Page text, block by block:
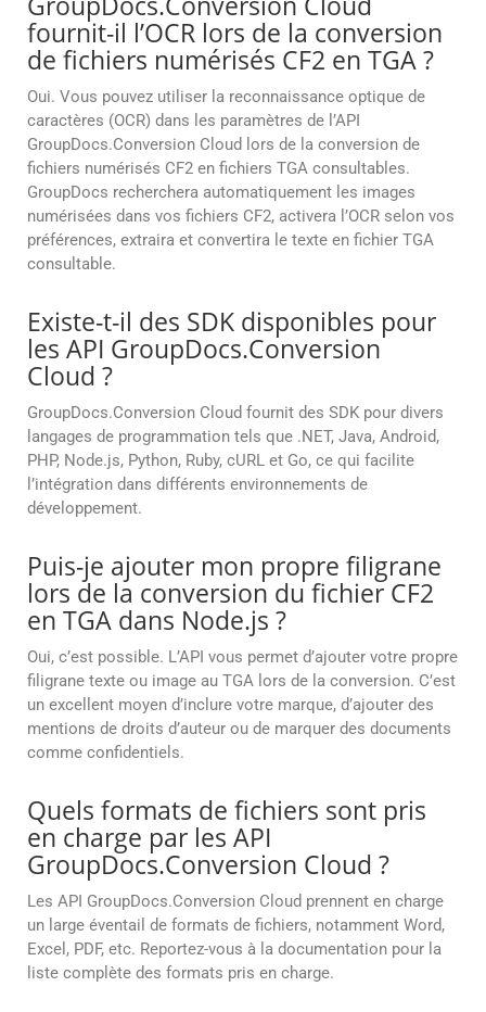
fournit-il l’OCR lors de la conversion
de fichiers numérisés CF2 en TGA ?
Oui. Vous pouvez utiliser la reconnaissance optique de
caractères (OCR) dans les paramètres de l’API
GroupDocs.Conversion Cloud lors de la conversion de
fichiers numérisés CF2 en fichiers TGA consultables.
GroupDocs recherchera automatiquement les images
numérisées dans vos fichiers CF2, activera l’OCR selon vos
préférences, extraira et convertira le texte en fichier TGA
consultable.
Existe-t-il des SDK disponibles pour
les API GroupDocs.Conversion
Cloud ?
GroupDocs.Conversion Cloud fournit des SDK pour divers
langages de programmation tels que .NET, Java, Android,
PHP, Node.js, Python, Ruby, cURL et Go, ce qui facilite
l’intégration dans différents environnements de
développement.
Puis-je ajouter mon propre filigrane
lors de la conversion du fichier CF2
en TGA dans Node.js ?
Oui, c’est possible. L’API vous permet d’ajouter votre propre
filigrane texte ou image au TGA lors de la conversion. C’est
un excellent moyen d’inclure votre marque, d’ajouter des
mentions de droits d’auteur ou de marquer des documents
comme confidentiels.
Quels formats de fichiers sont pris
en charge par les API
GroupDocs.Conversion Cloud ?
Les API GroupDocs.Conversion Cloud prennent en charge
un large éventail de formats de fichiers, notamment Word,
Excel, PDF, etc. Reportez-vous à la documentation pour la
liste complète des formats pris en charge.